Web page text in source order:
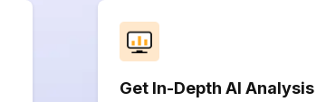
Get In-Depth AI Analysis